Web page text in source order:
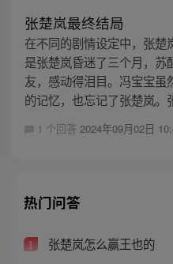
张楚岚最终结局
在不同的剧情设定中，张楚
是张楚岚昏迷了三个月，苏
友，感动得泪目。冯宝宝
的记忆，也忘记了张楚岚。
1 个回答 2024年09月02日
热门问答
1 张楚岚怎么赢王也的